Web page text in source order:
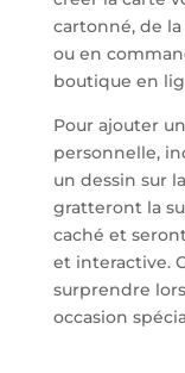
cartonné, de
ou en
boutique en
Pour ajouter
personnelle,
un dessin sur
gratteront la
caché et
et interactive.
surprendre
occasion